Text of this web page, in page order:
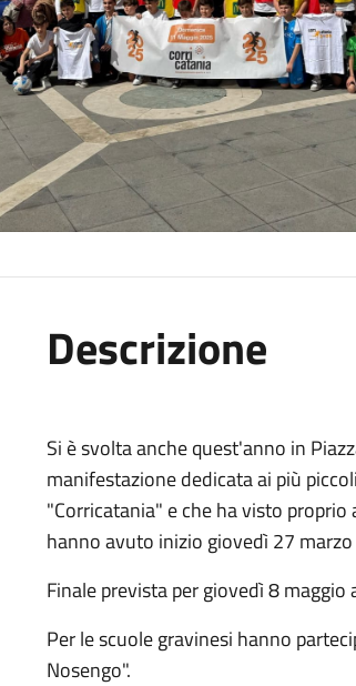
Descrizione
Si è svolta anche quest'anno in
manifestazione dedicata ai più
"Corricatania" e che ha visto
hanno avuto inizio giovedì 27
Finale prevista per giovedì 8 maggio
Per le scuole gravinesi hanno
Nosengo".